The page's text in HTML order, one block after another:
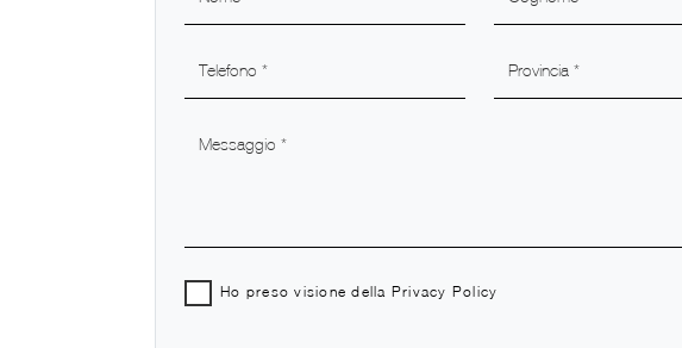
Ho preso visione della Privacy Policy